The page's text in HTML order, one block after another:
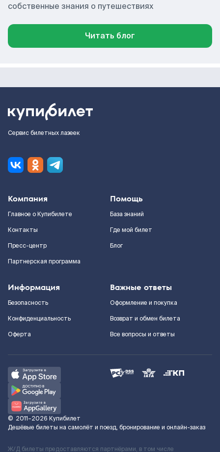
собственные знания о путешествиях
Читать блог
Сервис билетных лазеек
Компания
Главное о Купибилете
Контакты
Пресс-центр
Партнерская программа
Помощь
База знаний
Где мой билет
Блог
Информация
Безопасность
Конфиденциальность
Оферта
Важные ответы
Оформление и покупка
Возврат и обмен билета
Все вопросы и ответы
© 2011–2026 Купибилет
Дешёвые билеты на самолёт и поезд, бронирование и онлайн-заказ
Ж/Д билеты предоставляются партнёрами, в том числе